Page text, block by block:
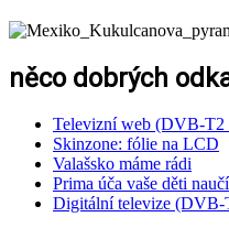
něco dobrých
Televizní web (DVB-T2
Skinzone: fólie na LCD
Valašsko máme rádi
Prima úča vaše děti
Digitální televize